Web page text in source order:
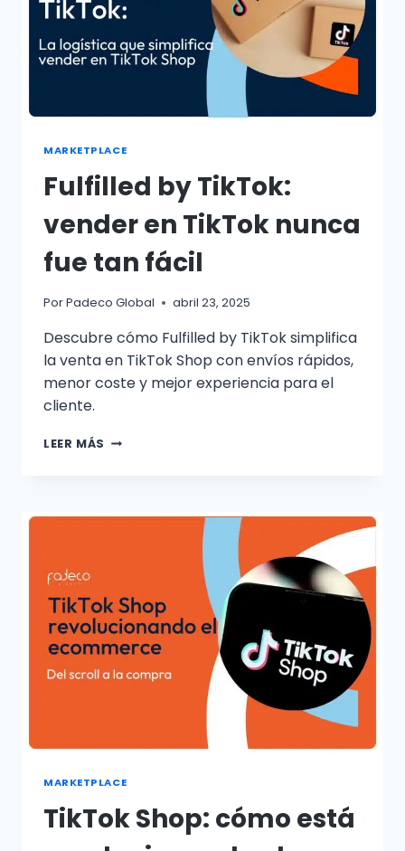
MARKETPLACE
Fulfilled by TikTok:
vender en TikTok nunca
fue tan fácil
PorPadeco Global abril 23, 2025
Descubre cómo Fulfilled by TikTok simplifica
la venta en TikTok Shop con envíos rápidos,
menor coste y mejor experiencia para el
cliente.
LEER MÁS
MARKETPLACE
TikTok Shop: cómo está